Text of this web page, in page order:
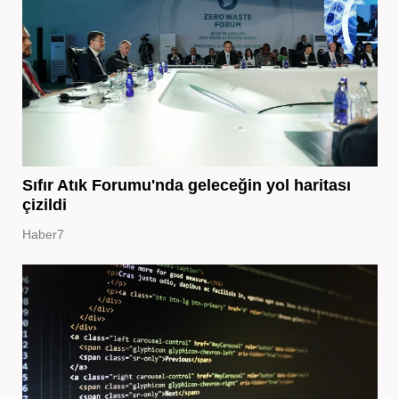
Sıfır Atık Forumu'nda geleceğin yol haritası
çizildi
Haber7